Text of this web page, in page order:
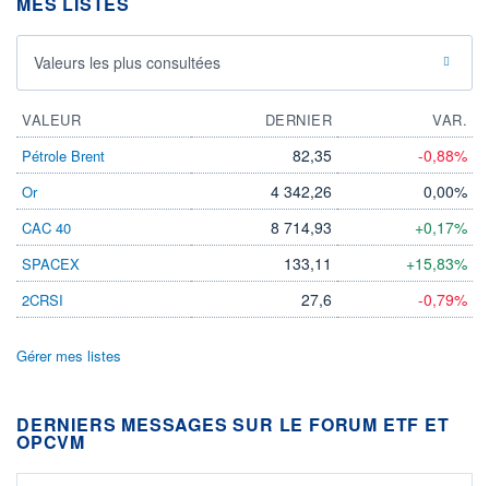
Valeurs les plus consultées
VALEUR DERNIER
VAR.
Pétrole Brent
82,35 -0,88%
Or 4 342,26 0,00%
CAC 40 8 714,93 +0,17%
SPACEX 133,11 +15,83%
2CRSI 27,6 -0,79%
Gérer mes listes
DERNIERS MESSAGES SUR LE FORUM ETF ET
OPCVM